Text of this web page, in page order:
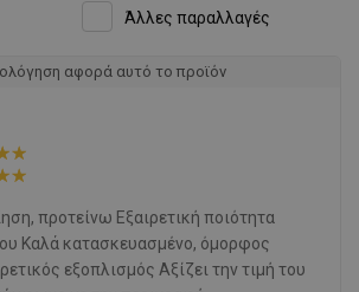
Άλλες παραλλαγές
αφορά αυτό το προϊόν
προτείνω Εξαιρετική ποιότητα
Καλά κατασκευασμένο, όμορφος
εξοπλισμός Αξίζει την τιμή του